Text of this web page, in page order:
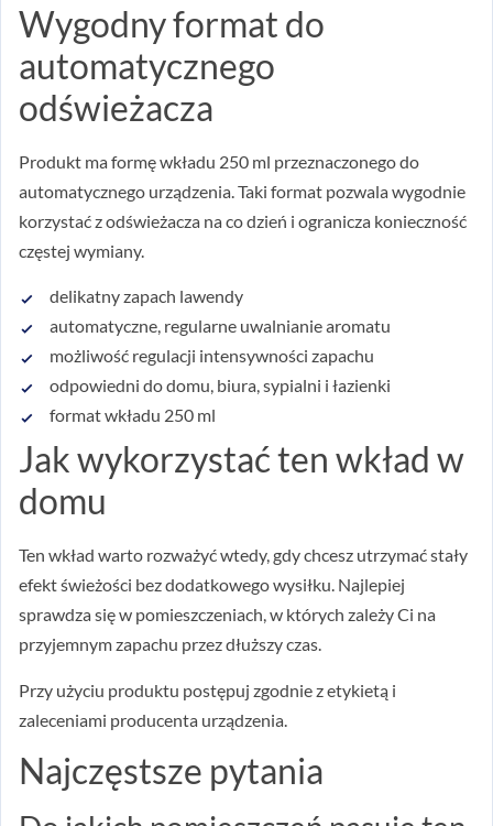
Wygodny format do
automatycznego
odświeżacza
Produkt ma formę wkładu 250 ml przeznaczonego do
automatycznego urządzenia. Taki format pozwala wygodnie
korzystać z odświeżacza na co dzień i ogranicza konieczność
częstej wymiany.
delikatny zapach lawendy
automatyczne, regularne uwalnianie aromatu
możliwość regulacji intensywności zapachu
odpowiedni do domu, biura, sypialni i łazienki
format wkładu 250 ml
Jak wykorzystać ten wkład w
domu
Ten wkład warto rozważyć wtedy, gdy chcesz utrzymać stały
efekt świeżości bez dodatkowego wysiłku. Najlepiej
sprawdza się w pomieszczeniach, w których zależy Ci na
przyjemnym zapachu przez dłuższy czas.
Przy użyciu produktu postępuj zgodnie z etykietą i
zaleceniami producenta urządzenia.
Najczęstsze pytania